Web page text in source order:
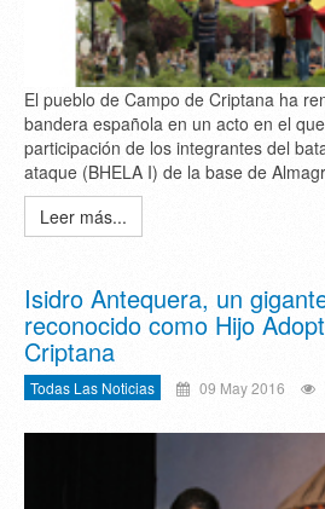
El pueblo de Campo de Criptana ha
bandera española en un acto en el
participación de los integrantes del
ataque (BHELA I) de la base de
Leer más...
Isidro Antequera, un
reconocido como Hijo
Criptana
Todas Las Noticias 09 May 2016